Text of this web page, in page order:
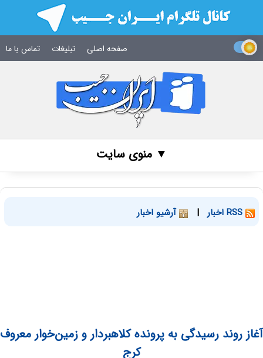
صفحه اصلی تبلیغات تماس با ما
▼ منوی سایت
| آرشیو اخبار
آغاز روند رسیدگی به پرونده کلاهبردار و زمین‌خوار معروف
کرج